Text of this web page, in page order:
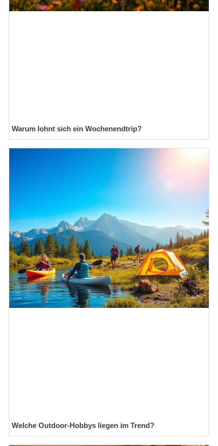
Warum lohnt sich ein Wochenendtrip?
Welche Outdoor-Hobbys liegen im Trend?